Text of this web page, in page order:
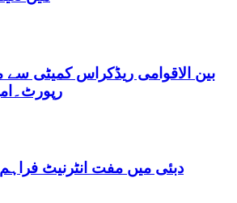
بین الاقوامی ریڈکراس کمیٹی سے
دبئی میں مفت انٹرنیٹ فراہم